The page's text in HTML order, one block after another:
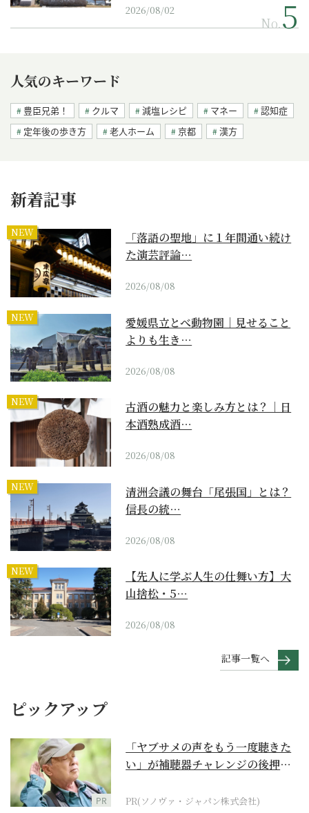
2026/08/02
No.
人気のキーワード
豊臣兄弟！ クルマ 減塩レシピ マネー
認知症
定年後の歩き方
老人ホーム 京都 漢方
新着記事
NEW
「落語の聖地」に１年間通い続け
た演芸評論…
2026/08/08
NEW
愛媛県立とべ動物園｜見せること
よりも生き…
2026/08/08
NEW
古酒の魅力と楽しみ方とは？｜日
本酒熟成酒…
2026/08/08
NEW
清洲会議の舞台「尾張国」とは？
信長の統…
2026/08/08
NEW
【先人に学ぶ人生の仕舞い方】大
山捨松・5…
2026/08/08
記事一覧へ
ピックアップ
PR
「ヤブサメの声をもう一度聴きた
い」が補聴器チャレンジの後押し
PR(ソノヴァ・ジャパン株式会社)